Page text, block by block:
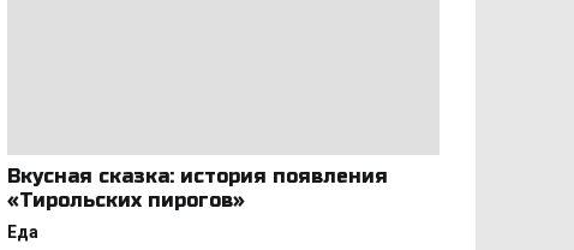
Вкусная сказка: история появления
«Тирольских пирогов»
Еда